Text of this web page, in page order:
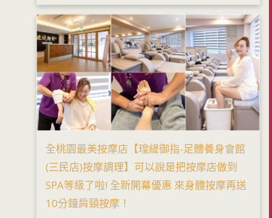
全桃園最美按摩店【瑝緹御指-足體養身會館
(三民店)按摩調理】可以說是把按摩店做到
SPA等級了啦! 全新開幕優惠 來身體按摩再送
10分鐘肩頸按摩！